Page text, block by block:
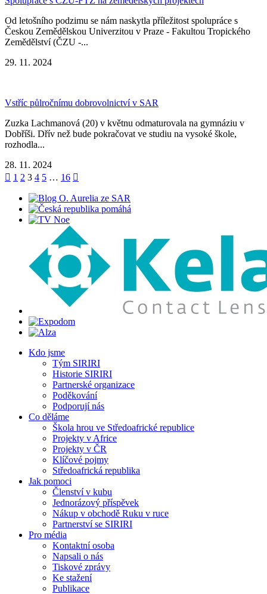
Od letošního podzimu se nám naskytla příležitost spolupráce s
Českou Zemědělskou Univerzitou v Praze - Fakultou Tropického
Zemědělství (ČZU -...
29. 11. 2024
Vstříc půlročnímu dobrovolnictví v SAR
Zuzka Lachmanová (20) v květnu odmaturovala na gymnáziu v
Dobříši. Dřív než bude pokračovat ve studiu na vysoké škole,
rozhodla...
28. 11. 2024
 1 2 3 4 5 … 16 
Kdo jsme
Tým SIRIRI
Historie SIRIRI
Partnerské organizace
Poděkování
Podporují nás
Co děláme
Škola hrou ve Středoafrické republice
Projekty v Africe
Projekty v ČR
Klíčové pojmy
Středoafrická republika
Jak pomoci
Členství v kubu
Jednorázový příspěvek
Nákup v obchodě Ruku v ruce
Partnerství se SIRIRI
Pro média
Kontaktní osoba
Napsali o nás
Tiskové zprávy
Ke stažení
Publikace